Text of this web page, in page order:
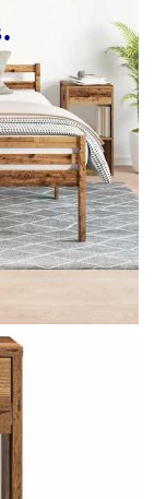
по банков път
дърво
66,5 см (Ш x Д x
x 12 см (Ш x Д x